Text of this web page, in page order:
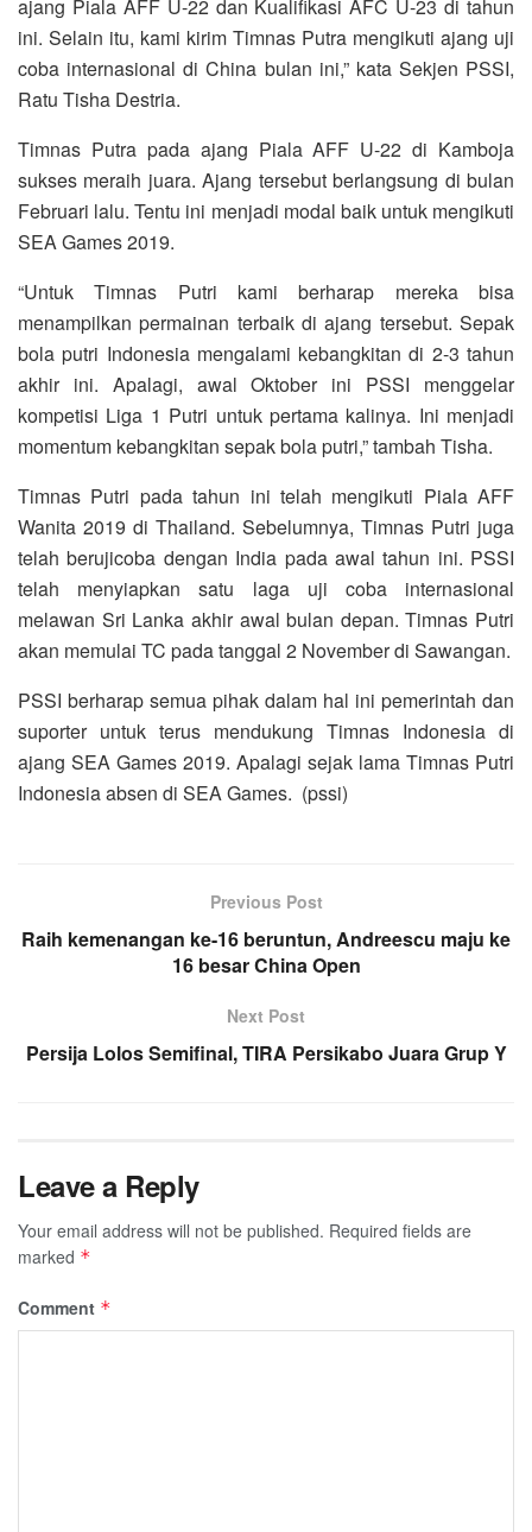
ajang Piala AFF U-22 dan Kualifikasi AFC U-23 di tahun
ini. Selain itu, kami kirim Timnas Putra mengikuti ajang uji
coba internasional di China bulan ini,” kata Sekjen PSSI,
Ratu Tisha Destria.
Timnas Putra pada ajang Piala AFF U-22 di Kamboja
sukses meraih juara. Ajang tersebut berlangsung di bulan
Februari lalu. Tentu ini menjadi modal baik untuk mengikuti
SEA Games 2019.
“Untuk Timnas Putri kami berharap mereka bisa
menampilkan permainan terbaik di ajang tersebut. Sepak
bola putri Indonesia mengalami kebangkitan di 2-3 tahun
akhir ini. Apalagi, awal Oktober ini PSSI menggelar
kompetisi Liga 1 Putri untuk pertama kalinya. Ini menjadi
momentum kebangkitan sepak bola putri,” tambah Tisha.
Timnas Putri pada tahun ini telah mengikuti Piala AFF
Wanita 2019 di Thailand. Sebelumnya, Timnas Putri juga
telah berujicoba dengan India pada awal tahun ini. PSSI
telah menyiapkan satu laga uji coba internasional
melawan Sri Lanka akhir awal bulan depan. Timnas Putri
akan memulai TC pada tanggal 2 November di Sawangan.
PSSI berharap semua pihak dalam hal ini pemerintah dan
suporter untuk terus mendukung Timnas Indonesia di
ajang SEA Games 2019. Apalagi sejak lama Timnas Putri
Indonesia absen di SEA Games. (pssi)
Previous Post
Raih kemenangan ke-16 beruntun, Andreescu maju ke
16 besar China Open
Next Post
Persija Lolos Semifinal, TIRA Persikabo Juara Grup Y
Leave a Reply
Your email address will not be published. Required fields are
marked *
Comment *